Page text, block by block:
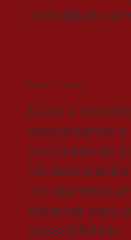
contratação de
Prestação de Contas
Dada a
asseguramos
conclusão de
Os
devidamente
sistemas para
acessibilidade.